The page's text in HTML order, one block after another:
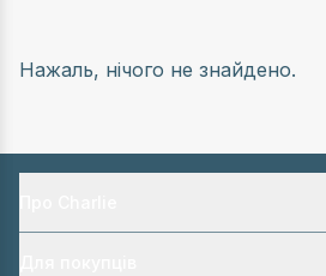
Нажаль, нічого не знайдено.